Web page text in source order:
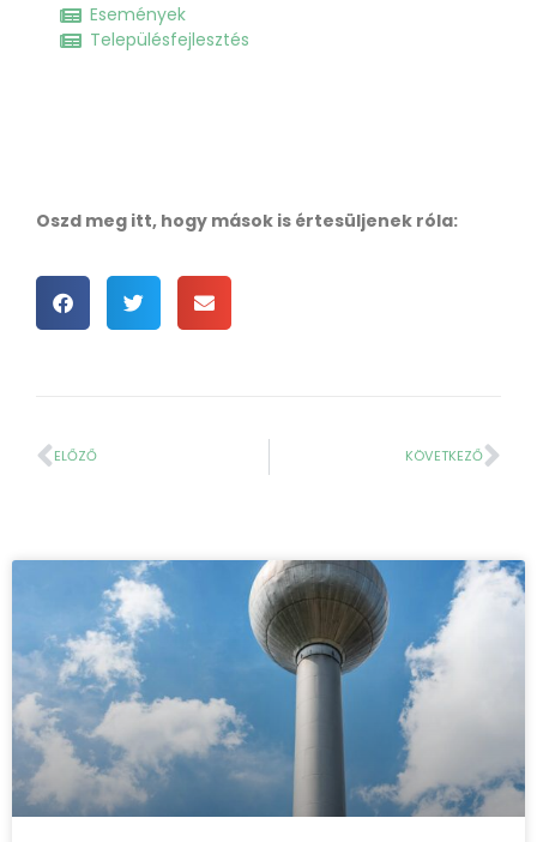
Események
Településfejlesztés
Oszd meg itt, hogy mások is értesüljenek róla:
ELŐZŐ KÖVETKEZŐ